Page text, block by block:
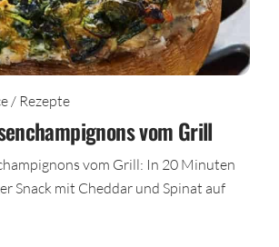
/ Rezepte
vom Grill
vom Grill: In 20 Minuten
Snack mit Cheddar und Spinat auf